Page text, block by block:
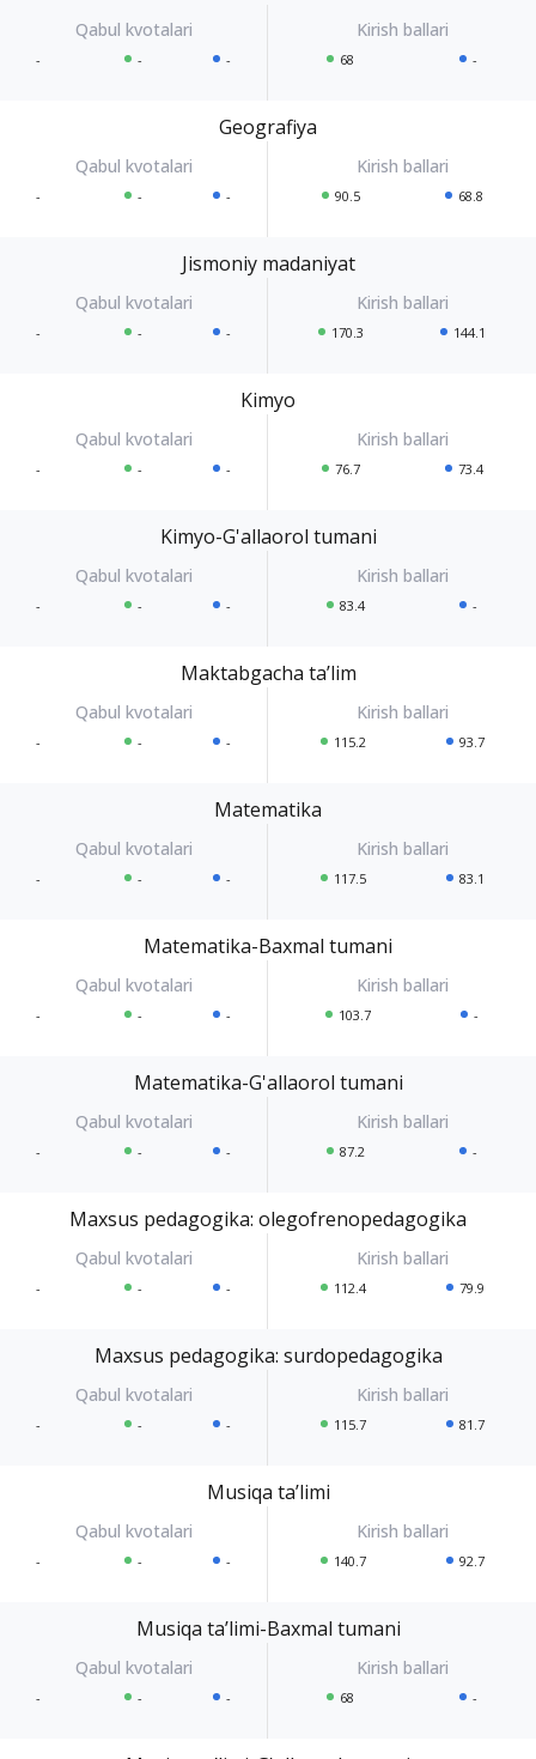
- - - 68 -
Geografiya
- - - 90.5 68.8
Jismoniy madaniyat
- - - 170.3 144.1
Kimyo
- - - 76.7 73.4
Kimyo-G'allaorol tumani
- - - 83.4 -
Maktabgacha taʼlim
- - - 115.2 93.7
Matematika
- - - 117.5 83.1
Matematika-Baxmal tumani
- - - 103.7 -
Matematika-G'allaorol tumani
- - - 87.2 -
Maxsus pedagogika: olegofrenopedagogika
- - - 112.4 79.9
Maxsus pedagogika: surdopedagogika
- - - 115.7 81.7
Musiqa taʼlimi
- - - 140.7 92.7
Musiqa taʼlimi-Baxmal tumani
- - - 68 -